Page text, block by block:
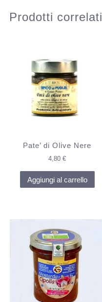
Prodotti correlati
Pate’ di Olive Nere
4,80€
Aggiungi al carrello